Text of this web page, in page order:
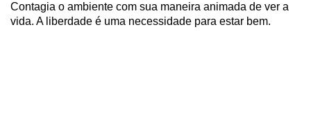
Contagia o ambiente com sua maneira animada de ver a
vida. A liberdade é uma necessidade para estar bem.